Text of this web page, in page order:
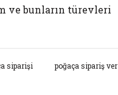
ve bunların türevleri
siparişi
poğaça sipariş ver